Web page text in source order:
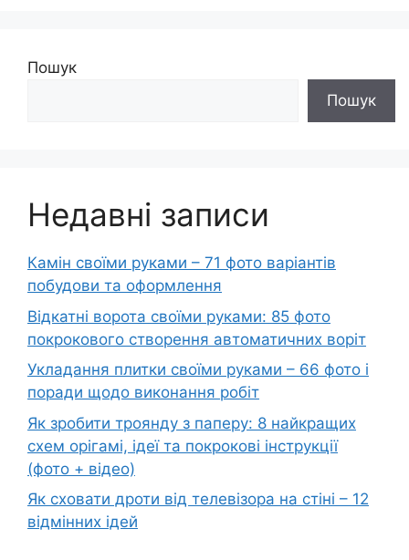
Пошук
Пошук
Недавні записи
Камін своїми руками – 71 фото варіантів
побудови та оформлення
Відкатні ворота своїми руками: 85 фото
покрокового створення автоматичних воріт
Укладання плитки своїми руками – 66 фото і
поради щодо виконання робіт
Як зробити троянду з паперу: 8 найкращих
схем орігамі, ідеї та покрокові інструкції
(фото + відео)
Як сховати дроти від телевізора на стіні – 12
відмінних ідей